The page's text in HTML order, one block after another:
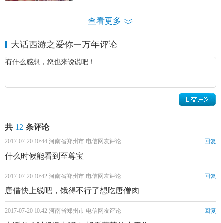
查看更多
大话西游之爱你一万年评论
共 12 条评论
2017-07-20 10:44 河南省郑州市 电信网友评论 回复
什么时候能看到至尊宝
2017-07-20 10:42 河南省郑州市 电信网友评论 回复
唐僧快上线吧，饿得不行了想吃唐僧肉
2017-07-20 10:42 河南省郑州市 电信网友评论 回复